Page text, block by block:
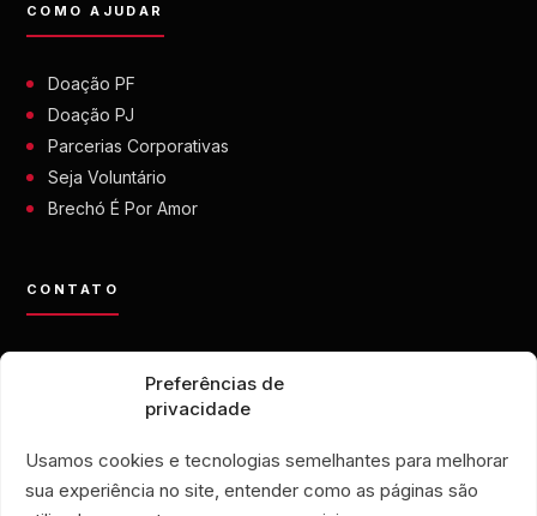
Preferências de
privacidade
Usamos cookies e tecnologias semelhantes para melhorar
sua experiência no site, entender como as páginas são
COMO AJUDAR
Doação PF
Doação PJ
Parcerias Corporativas
Seja Voluntário
Brechó É Por Amor
CONTATO
+55 21 99028-9090
ONG É POR AMOR
Manguinhos • Rio de Janeiro
BRECHÓ É POR AMOR